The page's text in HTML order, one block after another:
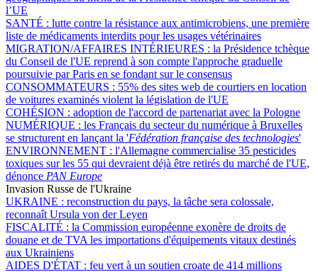
l’UE
SANTÉ : lutte contre la résistance aux antimicrobiens, une première
liste de médicaments interdits pour les usages vétérinaires
MIGRATION/AFFAIRES INTÉRIEURES : la Présidence tchèque
du Conseil de l'UE reprend à son compte l'approche graduelle
poursuivie par Paris en se fondant sur le consensus
CONSOMMATEURS : 55% des sites web de courtiers en location
de voitures examinés violent la législation de l'UE
COHÉSION : adoption de l'accord de partenariat avec la Pologne
NUMÉRIQUE : les Français du secteur du numérique à Bruxelles
se structurent en lançant la 'Fédération française des technologies'
ENVIRONNEMENT : l'Allemagne commercialise 35 pesticides
toxiques sur les 55 qui devraient déjà être retirés du marché de l'UE,
dénonce PAN Europe
Invasion Russe de l'Ukraine
UKRAINE : reconstruction du pays, la tâche sera colossale,
reconnaît Ursula von der Leyen
FISCALITÉ : la Commission européenne exonère de droits de
douane et de TVA les importations d'équipements vitaux destinés
aux Ukrainiens
AIDES D'ÉTAT : feu vert à un soutien croate de 414 millions